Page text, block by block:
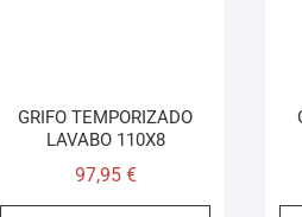
GRIFO TEMPORIZADO
LAVABO 110X8
97,95 €